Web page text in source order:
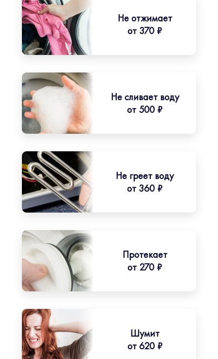
Не отжимает
от 370 ₽
Не сливает воду
от 500 ₽
Не греет воду
от 360 ₽
Протекает
от 270 ₽
Шумит
от 620 ₽